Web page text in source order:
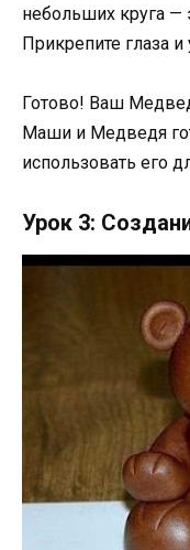
небольших круга —
Прикрепите глаза
Готово! Ваш
Маши и Медведя
использовать его
Урок 3: